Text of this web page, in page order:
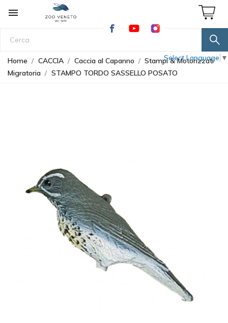
Select Language ▼

Home CACCIA Caccia al Capanno
Stampi & Motorizzati
Migratoria
STAMPO TORDO SASSELLO POSATO